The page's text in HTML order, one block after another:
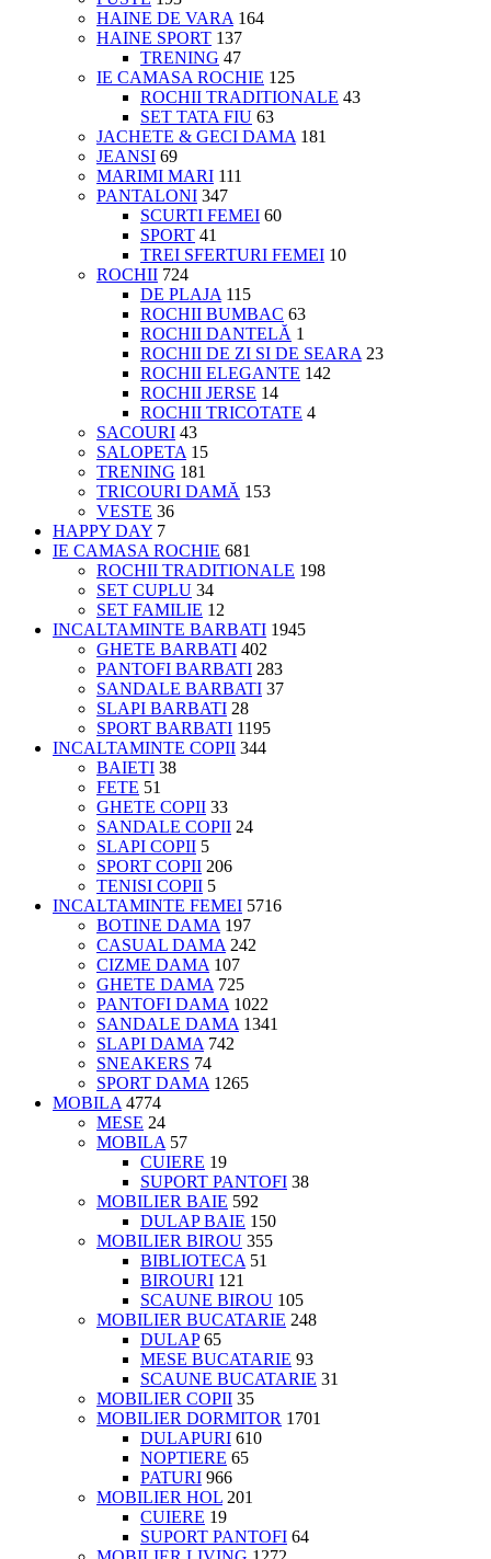
HAINE DE VARA 164
HAINE SPORT 137
TRENING 47
IE CAMASA ROCHIE 125
ROCHII TRADITIONALE 43
SET TATA FIU 63
JACHETE & GECI DAMA 181
JEANSI 69
MARIMI MARI 111
PANTALONI 347
SCURTI FEMEI 60
SPORT 41
TREI SFERTURI FEMEI 10
ROCHII 724
DE PLAJA 115
ROCHII BUMBAC 63
ROCHII DANTELĂ 1
ROCHII DE ZI SI DE SEARA 23
ROCHII ELEGANTE 142
ROCHII JERSE 14
ROCHII TRICOTATE 4
SACOURI 43
SALOPETA 15
TRENING 181
TRICOURI DAMĂ 153
VESTE 36
HAPPY DAY 7
IE CAMASA ROCHIE 681
ROCHII TRADITIONALE 198
SET CUPLU 34
SET FAMILIE 12
INCALTAMINTE BARBATI 1945
GHETE BARBATI 402
PANTOFI BARBATI 283
SANDALE BARBATI 37
SLAPI BARBATI 28
SPORT BARBATI 1195
INCALTAMINTE COPII 344
BAIETI 38
FETE 51
GHETE COPII 33
SANDALE COPII 24
SLAPI COPII 5
SPORT COPII 206
TENISI COPII 5
INCALTAMINTE FEMEI 5716
BOTINE DAMA 197
CASUAL DAMA 242
CIZME DAMA 107
GHETE DAMA 725
PANTOFI DAMA 1022
SANDALE DAMA 1341
SLAPI DAMA 742
SNEAKERS 74
SPORT DAMA 1265
MOBILA 4774
MESE 24
MOBILA 57
CUIERE 19
SUPORT PANTOFI 38
MOBILIER BAIE 592
DULAP BAIE 150
MOBILIER BIROU 355
BIBLIOTECA 51
BIROURI 121
SCAUNE BIROU 105
MOBILIER BUCATARIE 248
DULAP 65
MESE BUCATARIE 93
SCAUNE BUCATARIE 31
MOBILIER COPII 35
MOBILIER DORMITOR 1701
DULAPURI 610
NOPTIERE 65
PATURI 966
MOBILIER HOL 201
CUIERE 19
SUPORT PANTOFI 64